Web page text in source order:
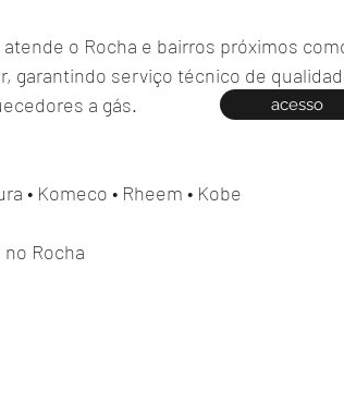
o Rocha e bairros próximos
garantindo serviço técnico de
a gás.
• Komeco • Rheem • Kobe
Rocha
acesso